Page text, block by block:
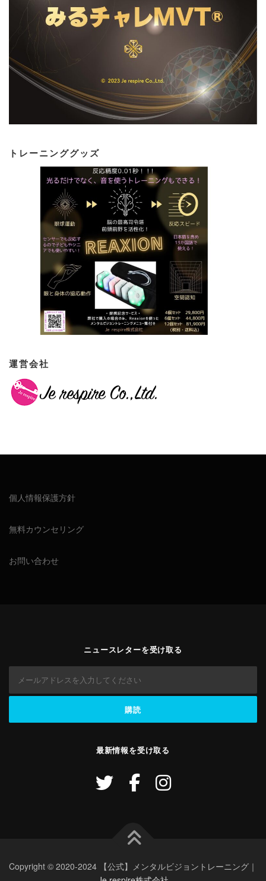
トレーニンググッズ
運営会社
個人情報保護方針
無料カウンセリング
お問い合わせ
ニュースレターを受け取る
最新情報を受け取る
Copyright © 2020-2024 【公式】メンタルビジョントレーニング｜